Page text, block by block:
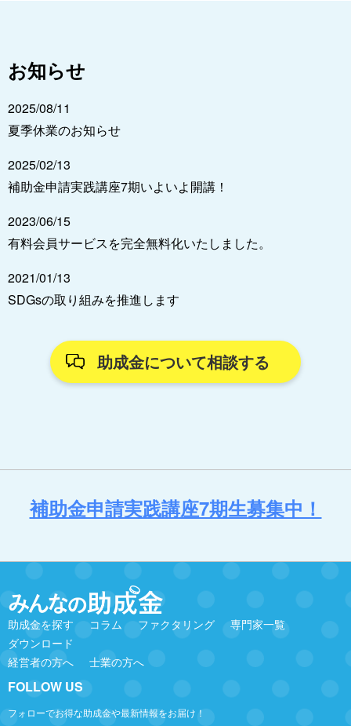
お知らせ
2025/08/11
夏季休業のお知らせ
2025/02/13
補助金申請実践講座7期いよいよ開講！
2023/06/15
有料会員サービスを完全無料化いたしました。
2021/01/13
SDGsの取り組みを推進します
助成金について相談する
補助金申請実践講座7期生募集中！
助成金を探す コラム ファクタリング
専門家一覧
ダウンロード
経営者の方へ
士業の方へ
FOLLOW US
フォローでお得な助成金や最新情報をお届け！